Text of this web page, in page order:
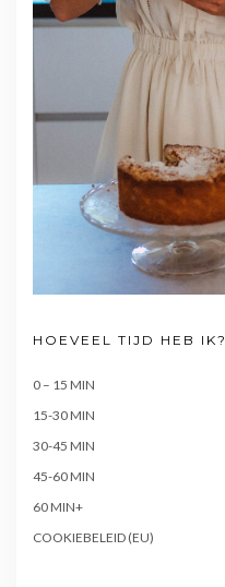
HOEVEEL TIJD HEB IK?
0 – 15 MIN
15-30 MIN
30-45 MIN
45-60 MIN
60 MIN+
COOKIEBELEID (EU)